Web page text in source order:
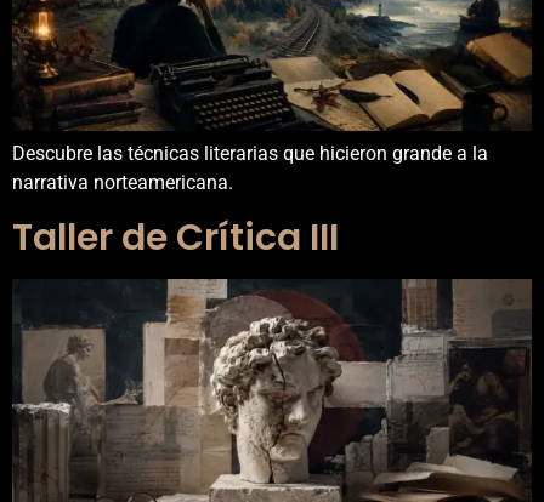
Descubre las técnicas literarias que hicieron grande a la
narrativa norteamericana.
Taller de Crítica III